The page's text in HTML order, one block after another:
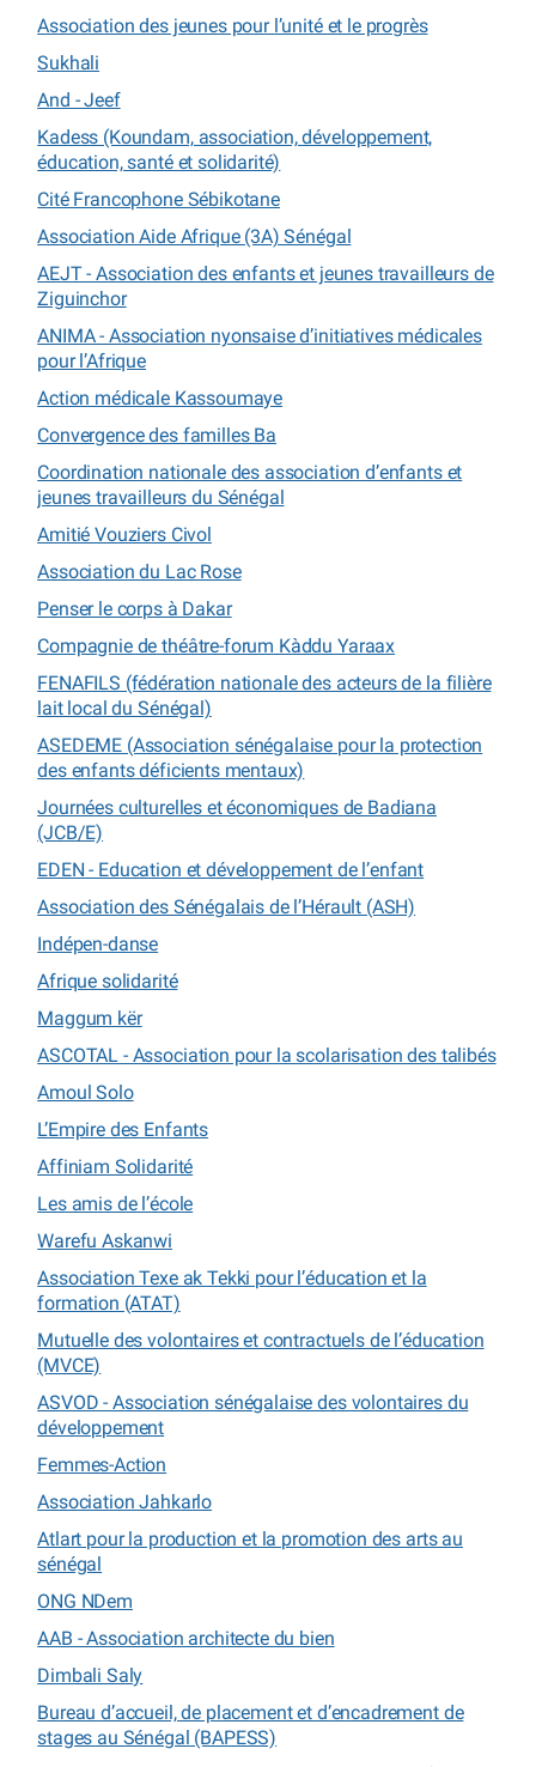
Association des jeunes pour l’unité et le progrès
Sukhali
And - Jeef
Kadess (Koundam, association, développement,
éducation, santé et solidarité)
Cité Francophone Sébikotane
Association Aide Afrique (3A) Sénégal
AEJT - Association des enfants et jeunes travailleurs de
Ziguinchor
ANIMA - Association nyonsaise d’initiatives médicales
pour l’Afrique
Action médicale Kassoumaye
Convergence des familles Ba
Coordination nationale des association d’enfants et
jeunes travailleurs du Sénégal
Amitié Vouziers Civol
Association du Lac Rose
Penser le corps à Dakar
Compagnie de théâtre-forum Kàddu Yaraax
FENAFILS (fédération nationale des acteurs de la filière
lait local du Sénégal)
ASEDEME (Association sénégalaise pour la protection
des enfants déficients mentaux)
Journées culturelles et économiques de Badiana
(JCB/E)
EDEN - Education et développement de l’enfant
Association des Sénégalais de l’Hérault (ASH)
Indépen-danse
Afrique solidarité
Maggum kër
ASCOTAL - Association pour la scolarisation des talibés
Amoul Solo
L’Empire des Enfants
Affiniam Solidarité
Les amis de l’école
Warefu Askanwi
Association Texe ak Tekki pour l’éducation et la
formation (ATAT)
Mutuelle des volontaires et contractuels de l’éducation
(MVCE)
ASVOD - Association sénégalaise des volontaires du
développement
Femmes-Action
Association Jahkarlo
Atlart pour la production et la promotion des arts au
sénégal
ONG NDem
AAB - Association architecte du bien
Dimbali Saly
Bureau d’accueil, de placement et d’encadrement de
stages au Sénégal (BAPESS)